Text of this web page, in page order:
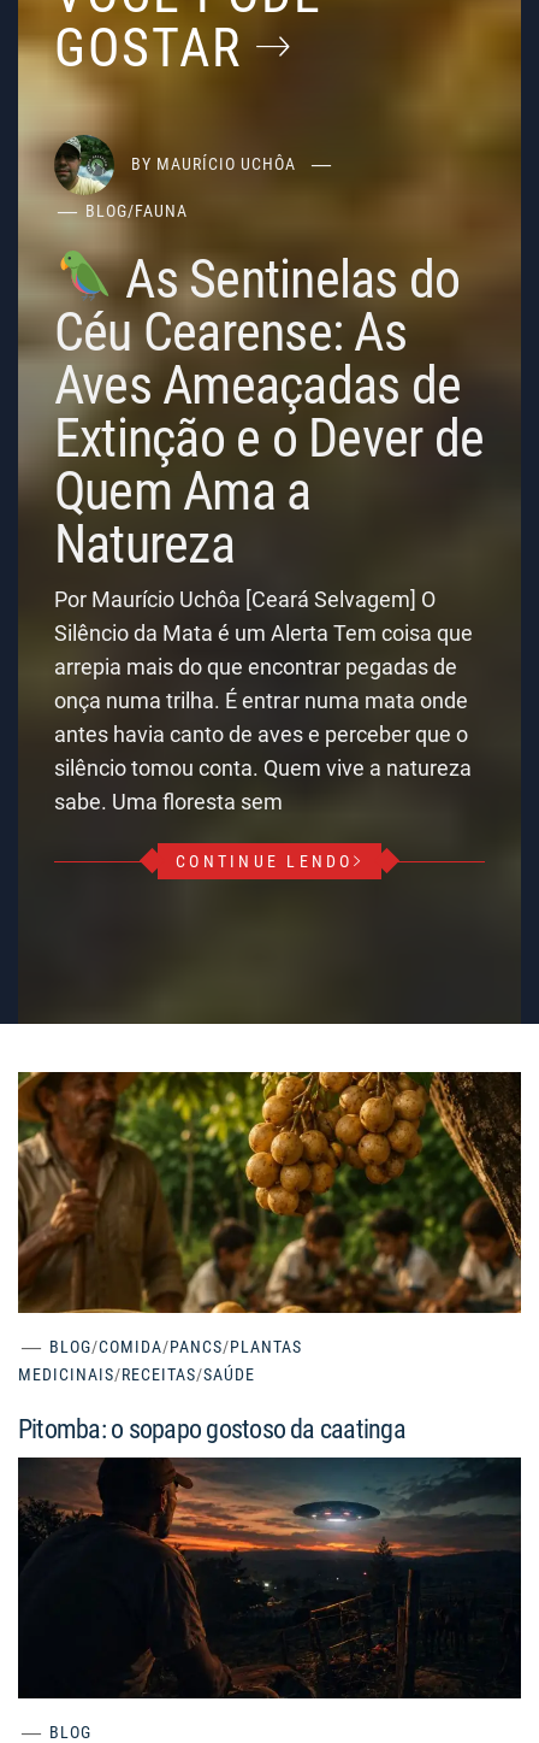
GOSTAR
BY MAURÍCIO UCHÔA
BLOG/FAUNA
As Sentinelas do
Céu Cearense: As
Aves Ameaçadas de
Extinção e o Dever de
Quem Ama a
Natureza
Por Maurício Uchôa [Ceará Selvagem] O
Silêncio da Mata é um Alerta Tem coisa que
arrepia mais do que encontrar pegadas de
onça numa trilha. É entrar numa mata onde
antes havia canto de aves e perceber que o
silêncio tomou conta. Quem vive a natureza
sabe. Uma floresta sem
CONTINUE LENDO
BLOG/COMIDA/PANCS/PLANTAS
MEDICINAIS/RECEITAS/SAÚDE
Pitomba: o sopapo gostoso da caatinga
BLOG